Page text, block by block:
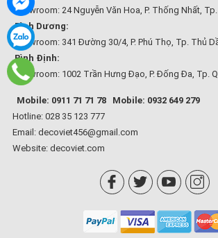
Showroom: 24 Nguyễn Văn Hoa, P. Thống Nhất, Tp.
Bình Dương:
Showroom: 341 Đường 30/4, P. Phú Thọ, Tp. Thủ
Bình Định:
Showroom: 1002 Trần Hưng Đạo, P. Đống Đa, Tp.
Mobile: 0911 71 71 78
Mobile: 0932 649 279
Hotline: 028 35 123 777
Email: decoviet456@gmail.com
Website: decoviet.com